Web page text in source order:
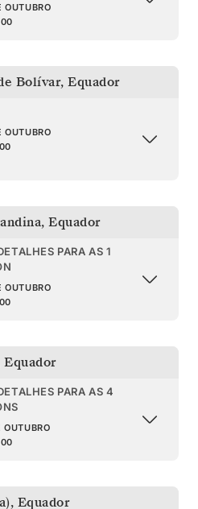
OUTUBRO
Bolívar, Equador
OUTUBRO
, Equador
PARA AS 1
OUTUBRO
Equador
PARA AS 4
, Equador